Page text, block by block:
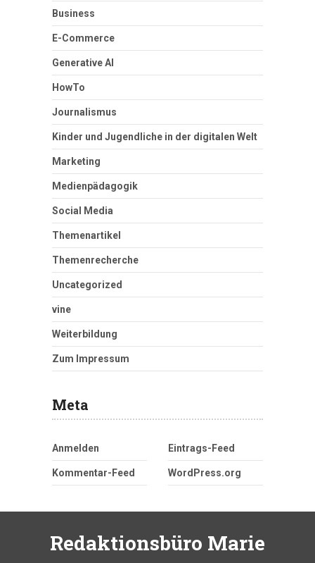
Business
E-Commerce
Generative AI
HowTo
Journalismus
Kinder und Jugendliche in der digitalen Welt
Marketing
Medienpädagogik
Social Media
Themenartikel
Themenrecherche
Uncategorized
vine
Weiterbildung
Zum Impressum
Meta
Anmelden Eintrags-Feed
Kommentar-Feed WordPress.org
Redaktionsbüro Marie